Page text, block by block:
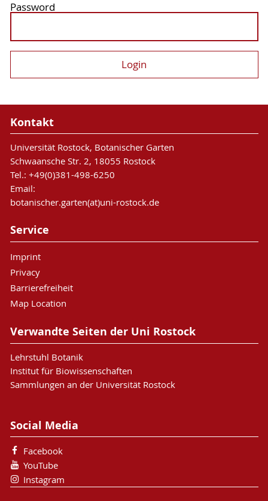
Password
Kontakt
Universität Rostock, Botanischer Garten
Schwaansche Str. 2, 18055 Rostock
Tel.: +49(0)381-498-6250
Email:
botanischer.garten(at)uni-rostock.de
Service
Imprint
Privacy
Barrierefreiheit
Map Location
Verwandte Seiten der Uni Rostock
Lehrstuhl Botanik
Institut für Biowissenschaften
Sammlungen an der Universität Rostock
Social Media
Facebook
YouTube
Instagram